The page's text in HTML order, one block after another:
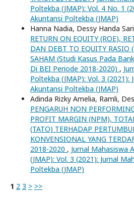
Poltekba (JMAP): Vol. 4 No. 1
Akuntansi Poltekba (JMAP)
Hanna Nadia, Dessy Handa
RETURN ON EQUITY (ROE),
DAN DEBT TO EQUITY RASIO
SAHAM (Studi Kasus Pada
Di BEI Periode 2018-2020) ,
Poltekba (JMAP): Vol. 3 (2021):
Akuntansi Poltekba (JMAP)
Adinda Rizky Amelia, Ramli,
PENGARUH NON
PROFIT MARGIN (NPM),
(TATO) TERHADAP
KONVENSIONAL YANG
2018-2020 , Jurnal Mahasiswa
(JMAP): Vol. 3 (2021): Jurnal
Poltekba (JMAP)
1 2 3 > >>